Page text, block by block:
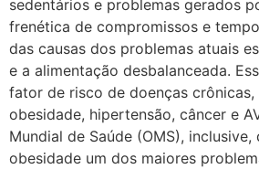
sedentários e problemas gerados
frenética de compromissos e
das causas dos problemas atuais
e a alimentação desbalanceada.
fator de risco de doenças
obesidade, hipertensão, câncer e
Mundial de Saúde (OMS), inclusive,
obesidade um dos maiores